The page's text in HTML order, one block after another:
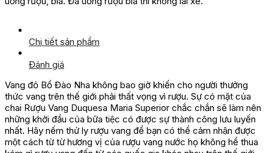
Chi tiết sản phẩm
Đánh giá
Vang đỏ Bồ Đào Nha không bao giờ khiến cho người thưởng
thức vang trên thế giới phải thất vọng vì rượu. Sự có mặt của
chai Rượu Vang Duquesa Maria Superior chắc chắn sẽ làm nên
những khởi đầu của bữa tiệc có được sự thành công lưu luyến
nhất. Hãy nếm thử ly rượu vang để bạn có thể cảm nhận được
một cách từ từ hương vị của rượu vang nước họ không hề thua